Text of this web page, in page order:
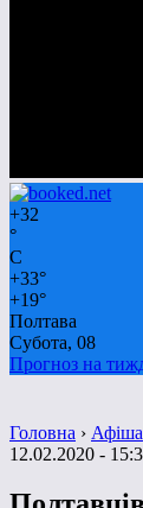
+32
°
C
+33°
+19°
Полтава
Субота, 08
Прогноз на
Головна › Афіша
12.02.2020 -